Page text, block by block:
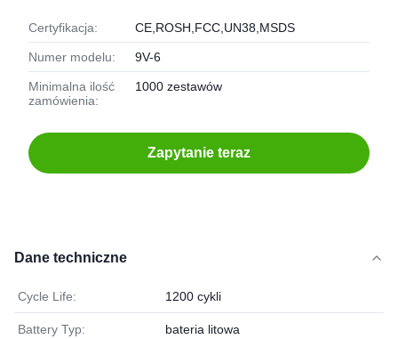
Certyfikacja: CE,ROSH,FCC,UN38,MSDS
Numer modelu: 9V-6
Minimalna ilość
zamówienia:
1000 zestawów
Zapytanie teraz
Dane techniczne
Cycle Life: 1200 cykli
Battery Typ: bateria litowa